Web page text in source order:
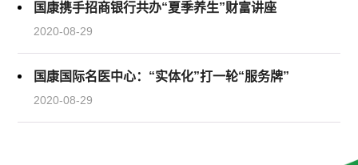
国康携手招商银行共办“夏季养生”财富讲座
2020-08-29
国康国际名医中心：“实体化”打一轮“服务牌”
2020-08-29